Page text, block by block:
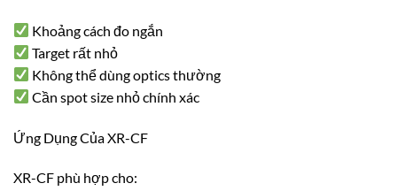
Khoảng cách đo ngắn
Target rất nhỏ
Không thể dùng optics thường
Cần spot size nhỏ chính xác
Ứng Dụng Của XR-CF
XR-CF phù hợp cho: